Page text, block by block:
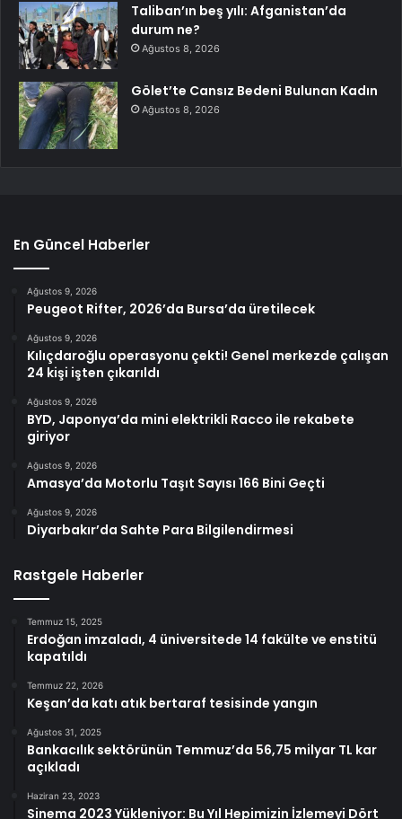
Taliban’ın beş yılı: Afganistan’da
durum ne?
Ağustos 8, 2026
Gölet’te Cansız Bedeni Bulunan Kadın
Ağustos 8, 2026
En Güncel Haberler
Ağustos 9, 2026
Peugeot Rifter, 2026’da Bursa’da üretilecek
Ağustos 9, 2026
Kılıçdaroğlu operasyonu çekti! Genel merkezde çalışan
24 kişi işten çıkarıldı
Ağustos 9, 2026
BYD, Japonya’da mini elektrikli Racco ile rekabete
giriyor
Ağustos 9, 2026
Amasya’da Motorlu Taşıt Sayısı 166 Bini Geçti
Ağustos 9, 2026
Diyarbakır’da Sahte Para Bilgilendirmesi
Rastgele Haberler
Temmuz 15, 2025
Erdoğan imzaladı, 4 üniversitede 14 fakülte ve enstitü
kapatıldı
Temmuz 22, 2026
Keşan’da katı atık bertaraf tesisinde yangın
Ağustos 31, 2025
Bankacılık sektörünün Temmuz’da 56,75 milyar TL kar
açıkladı
Haziran 23, 2023
Sinema 2023 Yükleniyor: Bu Yıl Hepimizin İzlemeyi Dört